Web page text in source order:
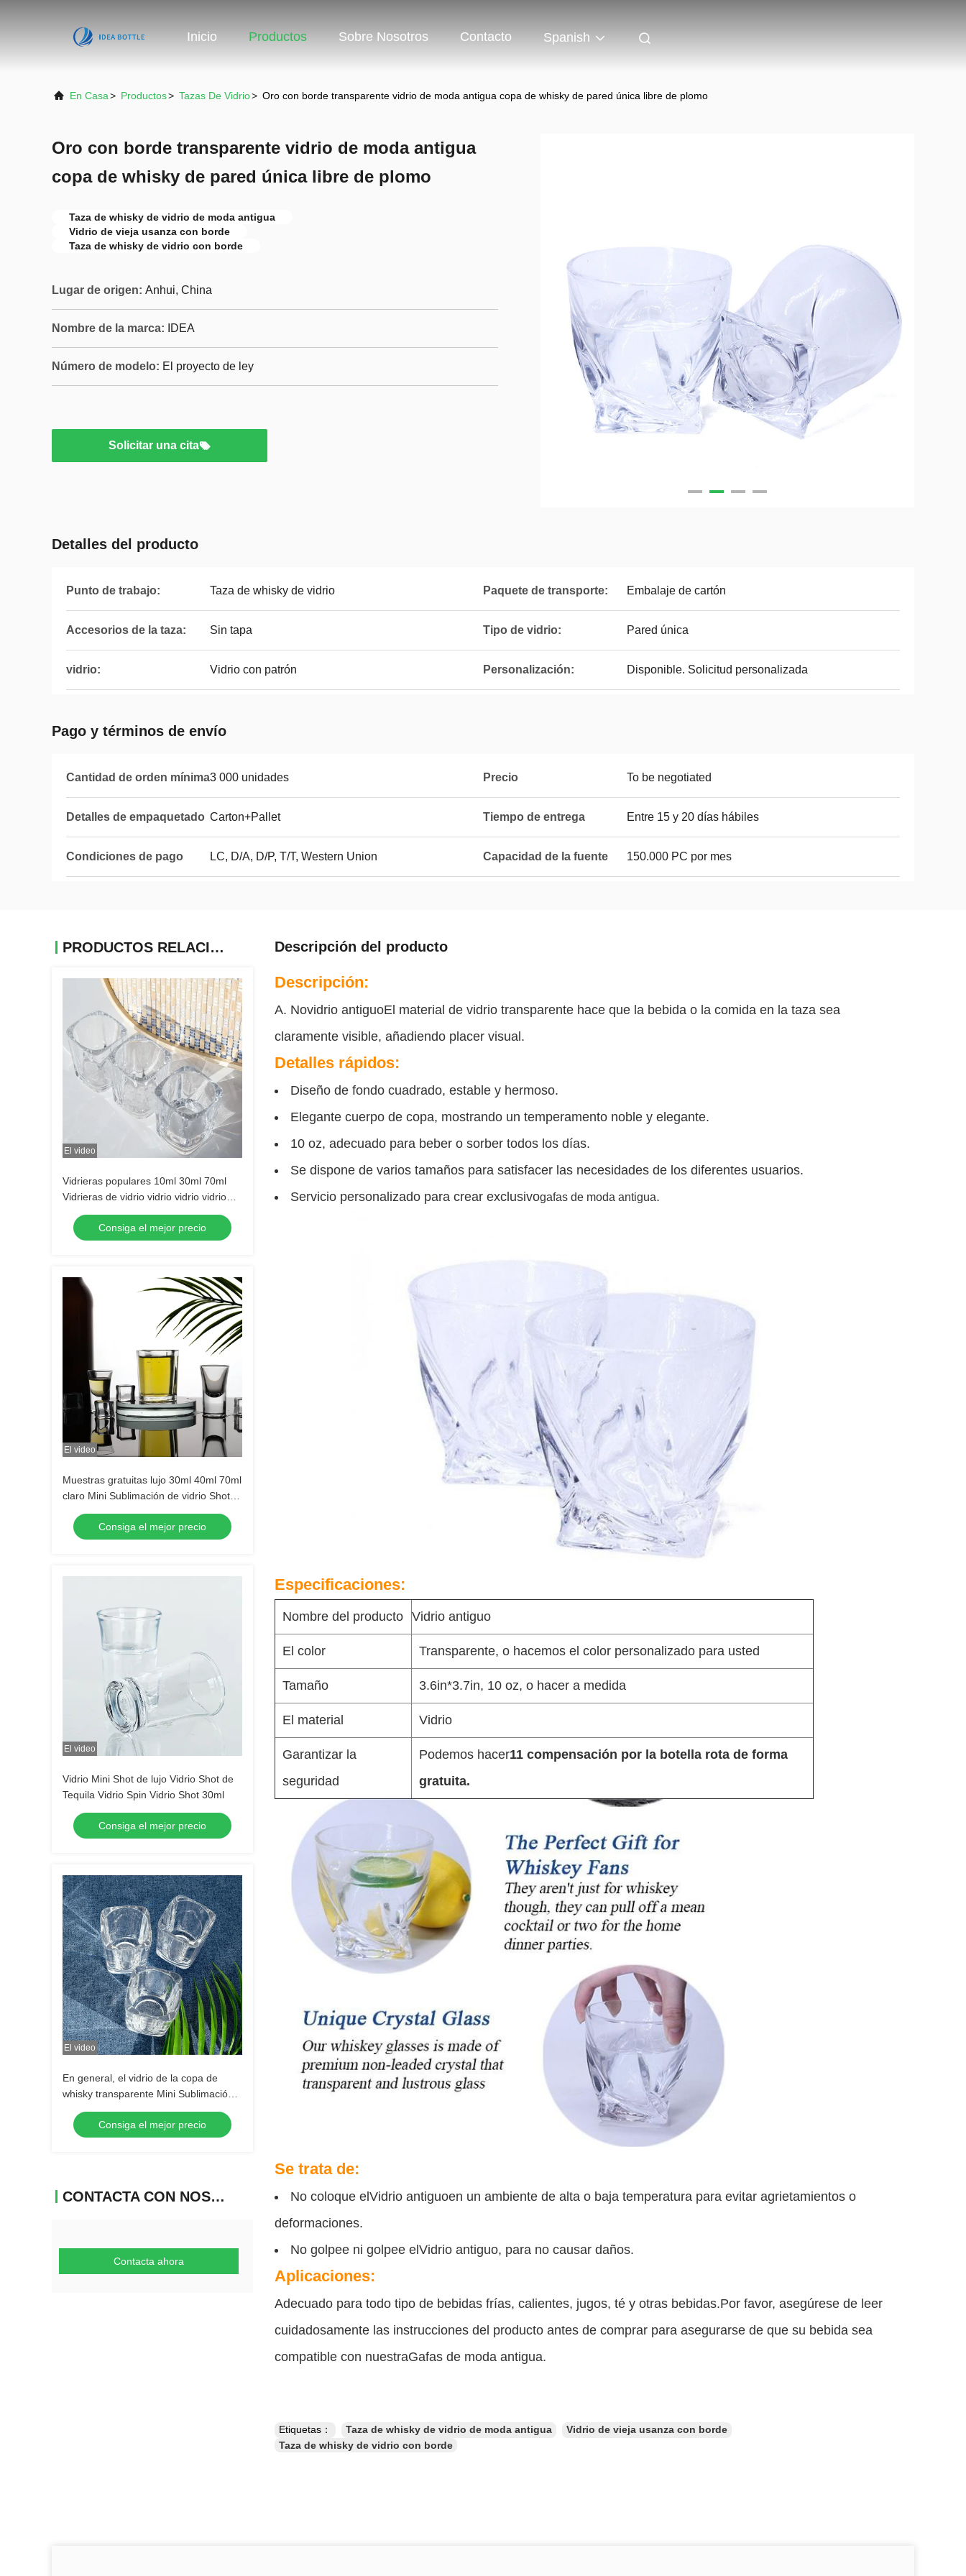
Inicio Productos Sobre Nosotros Contacto Spanish
En Casa> Productos> Tazas De Vidrio> Oro con borde transparente vidrio de moda antigua copa de whisky de pared única libre de plomo
Oro con borde transparente vidrio de moda antigua
copa de whisky de pared única libre de plomo
Taza de whisky de vidrio de moda antigua
Vidrio de vieja usanza con borde
Taza de whisky de vidrio con borde
Lugar de origen: Anhui, China
Nombre de la marca: IDEA
Número de modelo: El proyecto de ley
Solicitar una cita
Detalles del producto
Punto de trabajo: Taza de whisky de vidrio Paquete de transporte: Embalaje de cartón
Accesorios de la taza: Sin tapa Tipo de vidrio: Pared única
vidrio: Vidrio con patrón Personalización: Disponible. Solicitud personalizada
Pago y términos de envío
Cantidad de orden mínima3 000 unidades Precio To be negotiated
Detalles de empaquetado Carton+Pallet Tiempo de entrega Entre 15 y 20 días hábiles
Condiciones de pago LC, D/A, D/P, T/T, Western Union Capacidad de la fuente 150.000 PC por mes
PRODUCTOS RELACIONADOS
El video
Vidrieras populares 10ml 30ml 70ml
Vidrieras de vidrio vidrio vidrio vidrio
vidrio vidrio vidrio vidrio vidrio vidrio
vidrio vidrio transparente de alcohol
Consiga el mejor precio
El video
Muestras gratuitas lujo 30ml 40ml 70ml
claro Mini Sublimación de vidrio Shot
Tequila de vidrio Shot Espresso de
vidrio ShotConsiga el mejor precio
El video
Vidrio Mini Shot de lujo Vidrio Shot de
Tequila Vidrio Spin Vidrio Shot 30ml
Consiga el mejor precio
El video
En general, el vidrio de la copa de
whisky transparente Mini Sublimación
Shot vidrio de tequila de vidrio
Espresso de vidrio Shot
Consiga el mejor precio
CONTACTA CON NOSOTROS
Contacta ahora
Descripción del producto
Descripción:
A. Novidrio antiguoEl material de vidrio transparente hace que la bebida o la comida en la taza sea
claramente visible, añadiendo placer visual.
Detalles rápidos:
Diseño de fondo cuadrado, estable y hermoso.
Elegante cuerpo de copa, mostrando un temperamento noble y elegante.
10 oz, adecuado para beber o sorber todos los días.
Se dispone de varios tamaños para satisfacer las necesidades de los diferentes usuarios.
Servicio personalizado para crear exclusivogafas de moda antigua.
Especificaciones:
Nombre del producto Vidrio antiguo
El color Transparente, o hacemos el color personalizado para usted
Tamaño 3.6in*3.7in, 10 oz, o hacer a medida
El material Vidrio
Garantizar la
seguridad
Podemos hacer11 compensación por la botella rota de forma
gratuita.
Se trata de:
No coloque el Vidrio antiguoen un ambiente de alta o baja temperatura para evitar agrietamientos o
deformaciones.
No golpee ni golpee el Vidrio antiguo, para no causar daños.
Aplicaciones:
Adecuado para todo tipo de bebidas frías, calientes, jugos, té y otras bebidas.Por favor, asegúrese de leer
cuidadosamente las instrucciones del producto antes de comprar para asegurarse de que su bebida sea
compatible con nuestraGafas de moda antigua.
Etiquetas： Taza de whisky de vidrio de moda antigua
Vidrio de vieja usanza con borde
Taza de whisky de vidrio con borde